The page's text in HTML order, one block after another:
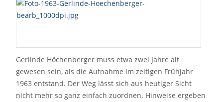
Gerlinde Höchenberger muss etwa zwei Jahre alt
gewesen sein, als die Aufnahme im zeitigen Frühjahr
1963 entstand. Der Weg lässt sich aus heutiger Sicht
nicht mehr so ganz einfach zuordnen. Hinweise ergeben